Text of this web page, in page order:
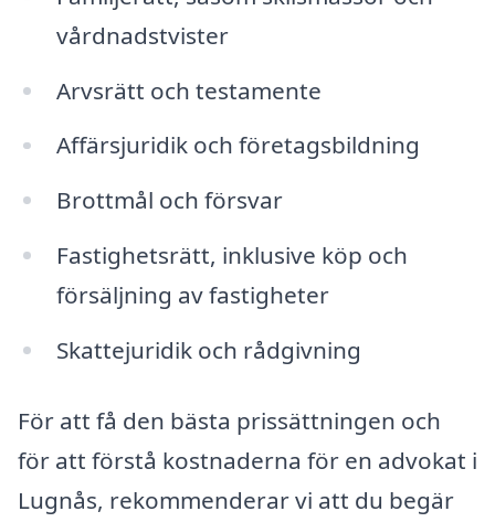
vårdnadstvister
Arvsrätt och testamente
Affärsjuridik och företagsbildning
Brottmål och försvar
Fastighetsrätt, inklusive köp och
försäljning av fastigheter
Skattejuridik och rådgivning
För att få den bästa prissättningen och
för att förstå kostnaderna för en advokat i
Lugnås, rekommenderar vi att du begär